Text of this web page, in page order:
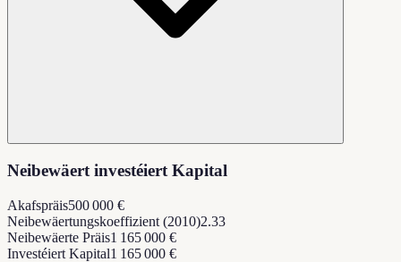
Neibewäert investéiert Kapital
Akafspräis500 000 €
Neibewäertungskoeffizient (2010)2.33
Neibewäerte Präis1 165 000 €
Investéiert Kapital1 165 000 €